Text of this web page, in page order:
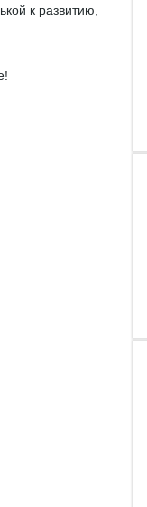
к развитию,